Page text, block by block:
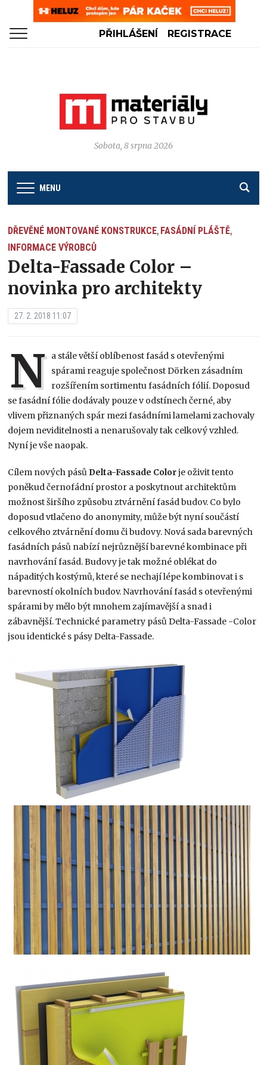
PŘIHLÁŠENÍ REGISTRACE
Sobota, 8 srpna 2026
MENU
DŘEVĚNÉ MONTOVANÉ KONSTRUKCE, FASÁDNÍ PLÁŠTĚ,
INFORMACE VÝROBCŮ
Delta-Fassade Color –
novinka pro architekty
27. 2. 2018 11:07
N a stále větší oblíbenost fasád s otevřenými
spárami reaguje společnost Dörken zásadním
rozšířením sortimentu fasádních fólií. Doposud
se fasádní fólie dodávaly pouze v odstínech černé, aby
vlivem přiznaných spár mezi fasádními lamelami zachovaly
dojem neviditelnosti a nenarušovaly tak celkový vzhled.
Nyní je vše naopak.
Cílem nových pásů Delta-Fassade Colorje oživit tento
poněkud černofádní prostor a poskytnout architektům
možnost širšího způsobu ztvárnění fasád budov. Co bylo
doposud vtlačeno do anonymity, může být nyní součástí
celkového ztvárnění domu či budovy. Nová sada barevných
fasádních pásů nabízí nejrůznější barevné kombinace při
navrhování fasád. Budovy je tak možné oblékat do
nápaditých kostýmů, které se nechají lépe kombinovat i s
barevností okolních budov. Navrhování fasád s otevřenými
spárami by mělo být mnohem zajímavější a snad i
zábavnější. Technické parametry pásů Delta-Fassade -Color
jsou identické s pásy Delta-Fassade.